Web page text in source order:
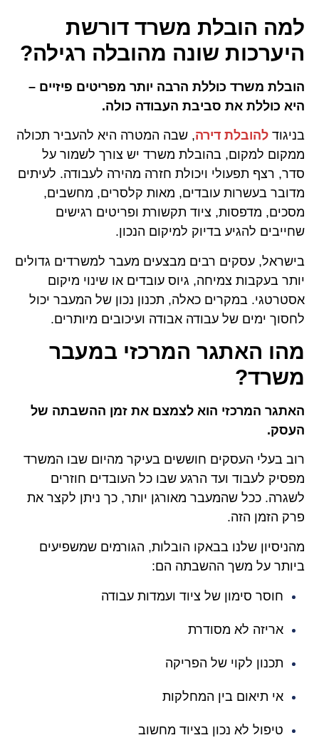
למה הובלת משרד דורשת
היערכות שונה מהובלה רגילה?
הובלת משרד כוללת הרבה יותר מפריטים פיזיים –
היא כוללת את סביבת העבודה כולה.
בניגוד להובלת דירה, שבה המטרה היא להעביר תכולה
ממקום למקום, בהובלת משרד יש צורך לשמור על
סדר, רצף תפעולי ויכולת חזרה מהירה לעבודה. לעיתים
מדובר בעשרות עובדים, מאות קלסרים, מחשבים,
מסכים, מדפסות, ציוד תקשורת ופריטים רגישים
שחייבים להגיע בדיוק למיקום הנכון.
בישראל, עסקים רבים מבצעים מעבר למשרדים גדולים
יותר בעקבות צמיחה, גיוס עובדים או שינוי מיקום
אסטרטגי. במקרים כאלה, תכנון נכון של המעבר יכול
לחסוך ימים של עבודה אבודה ועיכובים מיותרים.
מהו האתגר המרכזי במעבר
משרד?
האתגר המרכזי הוא לצמצם את זמן ההשבתה של
העסק.
רוב בעלי העסקים חוששים בעיקר מהיום שבו המשרד
מפסיק לעבוד ועד הרגע שבו כל העובדים חוזרים
לשגרה. ככל שהמעבר מאורגן יותר, כך ניתן לקצר את
פרק הזמן הזה.
מהניסיון שלנו בבאקו הובלות, הגורמים שמשפיעים
ביותר על משך ההשבתה הם:
חוסר סימון של ציוד ועמדות עבודה
אריזה לא מסודרת
תכנון לקוי של הפריקה
אי תיאום בין המחלקות
טיפול לא נכון בציוד מחשוב